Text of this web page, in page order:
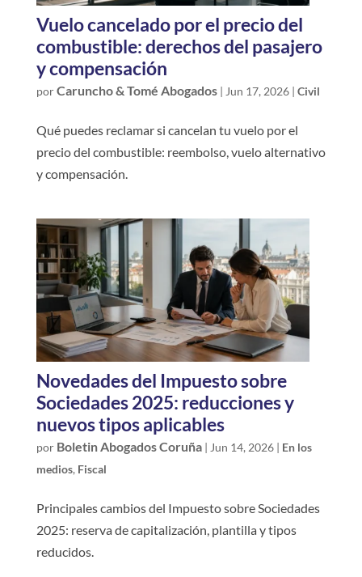
Vuelo cancelado por el precio del
combustible: derechos del pasajero
y compensación
porCaruncho & Tomé Abogados| Jun 17, 2026| Civil
Qué puedes reclamar si cancelan tu vuelo por el
precio del combustible: reembolso, vuelo alternativo
y compensación.
Novedades del Impuesto sobre
Sociedades 2025: reducciones y
nuevos tipos aplicables
por Boletin Abogados Coruña| Jun 14, 2026| En los
medios, Fiscal
Principales cambios del Impuesto sobre Sociedades
2025: reserva de capitalización, plantilla y tipos
reducidos.